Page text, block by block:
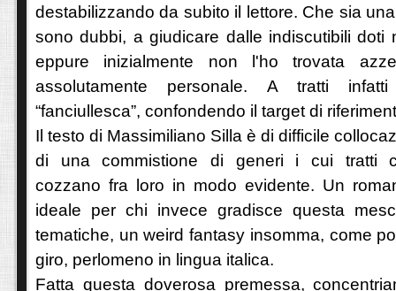
destabilizzando da subito il lettore. Che sia
sono dubbi, a giudicare dalle indiscutibili doti
eppure inizialmente non l'ho trovata
assolutamente personale. A tratti
“fanciullesca”, confondendo il target di
Il testo di Massimiliano Silla è di difficile
di una commistione di generi i cui tratti
cozzano fra loro in modo evidente. Un
ideale per chi invece gradisce questa
tematiche, un weird fantasy insomma, come
giro, perlomeno in lingua italica.
Fatta questa doverosa premessa,